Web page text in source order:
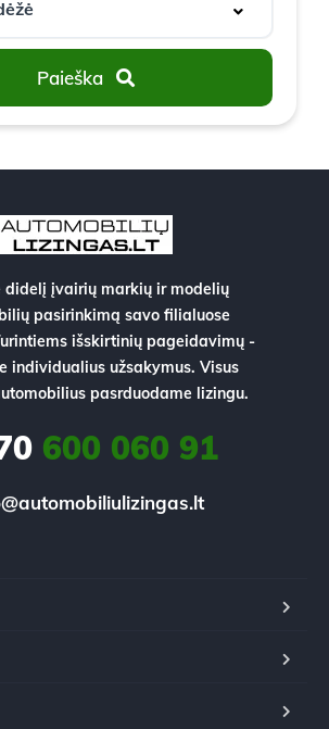
Paieška
didelį įvairių markių ir modelių
pasirinkimą savo filialuose
išskirtinių pageidavimų -
individualius užsakymus. Visus
pasrduodame lizingu.
600 060 91